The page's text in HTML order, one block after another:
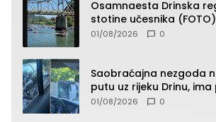
Osamnaesta Drinska
stotine učesnika (FOTO)
01/08/2026 0
Saobraćajna nezgoda
putu uz rijeku Drinu,
lica (FOTO)
01/08/2026 0